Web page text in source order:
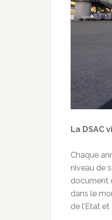
La DSAC
Chaque
niveau de
document
dans le
de l’Etat